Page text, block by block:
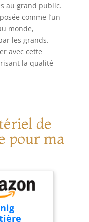
au grand public.
comme l’un
monde,
les grands.
avec cette
la qualité
de
pour ma